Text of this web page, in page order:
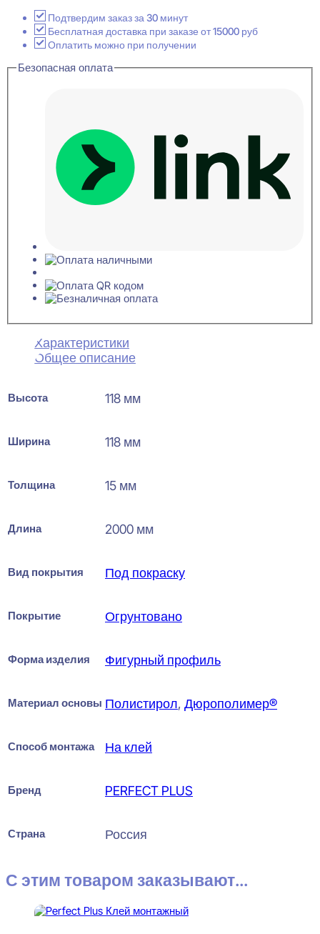
Плинтус
напольный
15x118x2000
Подтвердим заказ за 30 минут
Бесплатная доставка при заказе от 15000 руб
Оплатить можно при получении
Безопасная оплата
Характеристики
Общее описание
Высота 118 мм
Ширина 118 мм
Толщина 15 мм
Длина 2000 мм
Вид покрытия Под покраску
Покрытие Огрунтовано
Форма изделия Фигурный профиль
Материал основы Полистирол, Дюрополимер®
Способ монтажа На клей
Бренд PERFECT PLUS
Страна Россия
С этим товаром заказывают...